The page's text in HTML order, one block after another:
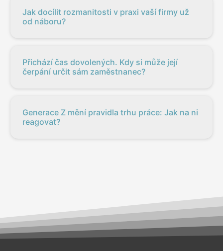
Jak docílit rozmanitosti v praxi vaší firmy už
od náboru?
Přichází čas dovolených. Kdy si může její
čerpání určit sám zaměstnanec?
Generace Z mění pravidla trhu práce: Jak na ni
reagovat?